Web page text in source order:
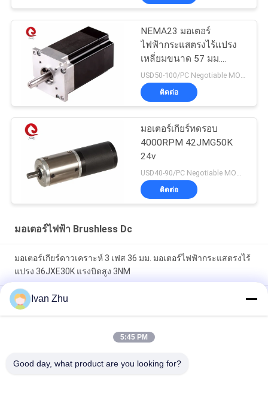
NEMA23 มอเตอร์
ไฟฟ้ากระแสตรงไร้แปรง
เหลี่ยมขนาด 57 มม.
36VDC 3000RPM
0.6N.M
ติดต่อ
มอเตอร์เกียร์ทดรอบ
4000RPM 42JMG50K
24v
ติดต่อ
มอเตอร์ไฟฟ้า Brushless Dc
มอเตอร์เกียร์ดาวเคราะห์ 3 เฟส 36 มม. มอเตอร์ไฟฟ้ากระแสตรงไร้
แปรง 36JXE30K แรงบิดสูง 3NM
3.0N.M 33mm 24V BLDC มอเตอร์เกียร์ดาวเคราะห์สำหรับรถ
จักรยานไฟฟ้ารถยนต์
24V 42BLS100 มอเตอร์ไฟฟ้ากระแสตรงไร้แปรง 42JMG200K
Ivan Zhu
5:45 PM
Good day, what product are you looking for?